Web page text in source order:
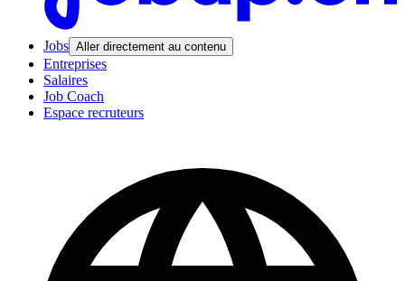
Jobs Aller directement au contenu
Entreprises
Salaires
Job Coach
Espace recruteurs